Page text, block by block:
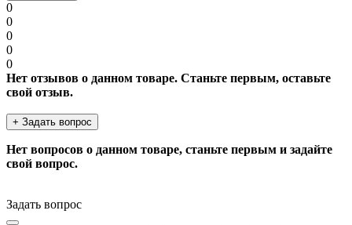
0
0
0
0
0
Нет отзывов о данном товаре. Станьте первым, оставьте
свой отзыв.
+ Задать вопрос
Нет вопросов о данном товаре, станьте первым и задайте
свой вопрос.
Задать вопрос